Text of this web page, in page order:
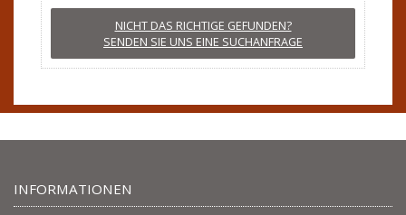
NICHT DAS RICHTIGE GEFUNDEN?
SENDEN SIE UNS EINE SUCHANFRAGE
INFORMATIONEN